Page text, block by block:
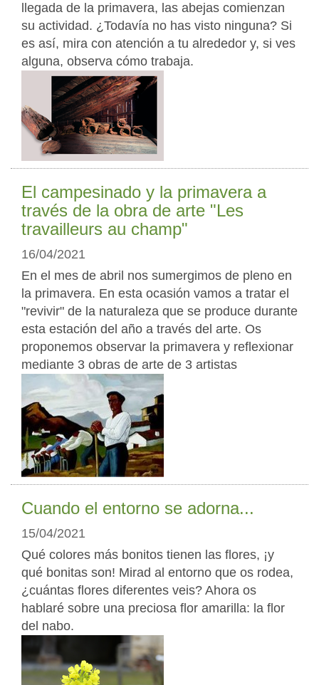
llegada de la primavera, las abejas comienzan
su actividad. ¿Todavía no has visto ninguna? Si
es así, mira con atención a tu alrededor y, si ves
alguna, observa cómo trabaja.
El campesinado y la primavera a
través de la obra de arte "Les
travailleurs au champ"
16/04/2021
En el mes de abril nos sumergimos de pleno en
la primavera. En esta ocasión vamos a tratar el
"revivir" de la naturaleza que se produce durante
esta estación del año a través del arte. Os
proponemos observar la primavera y reflexionar
mediante 3 obras de arte de 3 artistas
Cuando el entorno se adorna...
15/04/2021
Qué colores más bonitos tienen las flores, ¡y
qué bonitas son! Mirad al entorno que os rodea,
¿cuántas flores diferentes veis? Ahora os
hablaré sobre una preciosa flor amarilla: la flor
del nabo.